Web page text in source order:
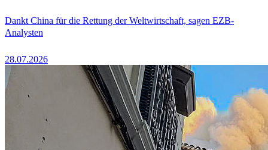
Dankt China für die Rettung der Weltwirtschaft, sagen EZB-
Analysten
28.07.2026